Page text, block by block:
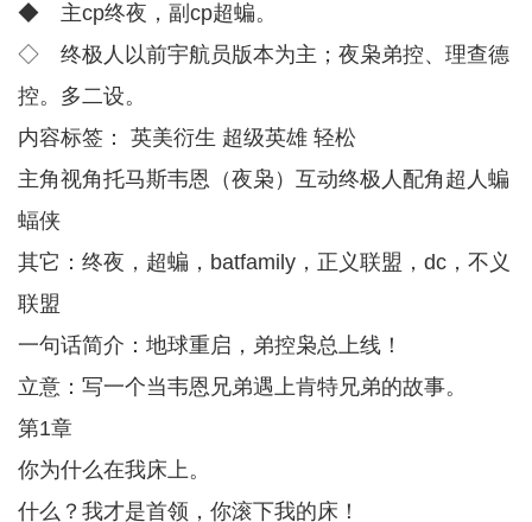
◆ 主cp终夜，副cp超蝙。
◇ 终极人以前宇航员版本为主；夜枭弟控、理查德
控。多二设。
内容标签： 英美衍生 超级英雄 轻松
主角视角托马斯韦恩（夜枭）互动终极人配角超人蝙
蝠侠
其它：终夜，超蝙，batfamily，正义联盟，dc，不义
联盟
一句话简介：地球重启，弟控枭总上线！
立意：写一个当韦恩兄弟遇上肯特兄弟的故事。
第1章
你为什么在我床上。
什么？我才是首领，你滚下我的床！